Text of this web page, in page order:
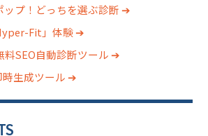
ップ！どっちを選ぶ診断 ➔
Fit」体験 ➔
料SEO自動診断ツール ➔
時生成ツール ➔